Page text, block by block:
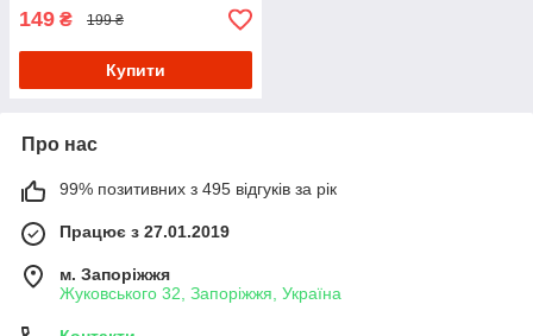
149 ₴ 199 ₴
Купити
Про нас
99% позитивних з 495 відгуків за рік
Працює з 27.01.2019
м. Запоріжжя
Жуковського 32, Запоріжжя, Україна